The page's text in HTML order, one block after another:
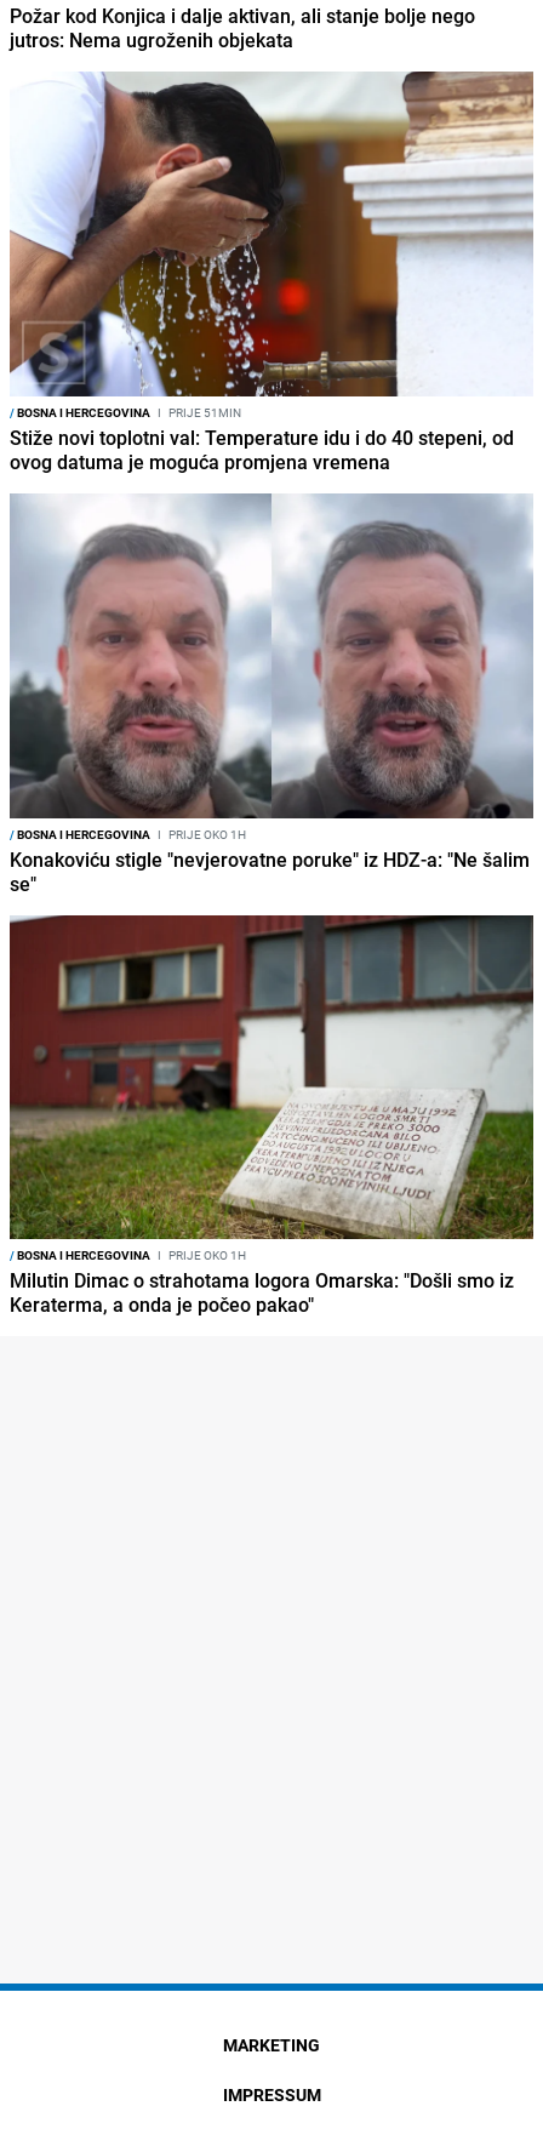
Požar kod Konjica i dalje aktivan, ali stanje bolje nego
jutros: Nema ugroženih objekata
/BOSNA I HERCEGOVINA I PRIJE 51MIN
Stiže novi toplotni val: Temperature idu i do 40 stepeni, od
ovog datuma je moguća promjena vremena
/BOSNA I HERCEGOVINA I PRIJE OKO 1H
Konakoviću stigle "nevjerovatne poruke" iz HDZ-a: "Ne šalim
se"
/BOSNA I HERCEGOVINA I PRIJE OKO 1H
Milutin Dimac o strahotama logora Omarska: "Došli smo iz
Keraterma, a onda je počeo pakao"
MARKETING
IMPRESSUM